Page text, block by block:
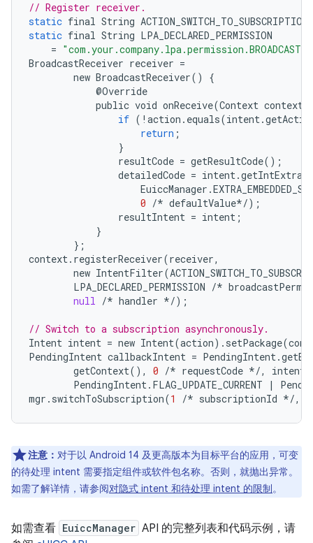
// Register receiver.
static final String ACTION_SWITCH_TO_SUBSCRIPTION
static final String LPA_DECLARED_PERMISSION
= "com.your.company.lpa.permission.BROADCAST"
BroadcastReceiver receiver =
new BroadcastReceiver()
{
@Override
public void onReceive(Context context
if ( ! action . equals(intent.
return ;
}
resultCode = getResultCode();
detailedCode = intent.getIntExtra
EuiccManager .
0 /* defaultValue*/);
resultIntent = intent ;
}
};
context. registerReceiver(receiver,
new IntentFilter(
LPA_DECLARED_PERMISSION /*
null /* handler */);
// Switch to a subscription asynchronously.
Intent intent = new Intent(action). setPackage(
PendingIntent callbackIntent = PendingIntent.
getContext(), 0 /* requestCode */, intent
PendingIntent. FLAG_UPDATE_CURRENT |
mgr . switchToSubscription(1 /* subscriptionId */,
注意： 对于以 Android 14 及更高版本为目标平台的应用，可变
的待处理 intent 需要指定组件或软件包名称。否则，就抛出异常。
如需了解详情，请参阅对隐式 intent 和待处理 intent 的限制。
如需查看 EuiccManager API 的完整列表和代码示例，请